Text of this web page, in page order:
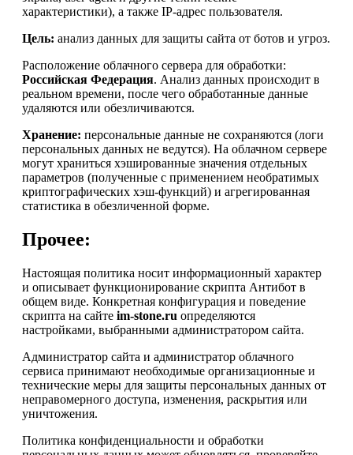
характеристики), а также IP-адрес пользователя.
Цель: анализ данных для защиты сайта от ботов и угроз.
Расположение облачного сервера для обработки:
Российская Федерация. Анализ данных происходит в
реальном времени, после чего обработанные данные
удаляются или обезличиваются.
Хранение: персональные данные не сохраняются (логи
персональных данных не ведутся). На облачном сервере
могут храниться хэшированные значения отдельных
параметров (полученные с применением необратимых
криптографических хэш-функций) и агрегированная
статистика в обезличенной форме.
Прочее:
Настоящая политика носит информационный характер
и описывает функционирование скрипта Антибот в
общем виде. Конкретная конфигурация и поведение
скрипта на сайте im-stone.ru определяются
настройками, выбранными администратором сайта.
Администратор сайта и администратор облачного
сервиса принимают необходимые организационные и
технические меры для защиты персональных данных от
неправомерного доступа, изменения, раскрытия или
уничтожения.
Политика конфиденциальности и обработки